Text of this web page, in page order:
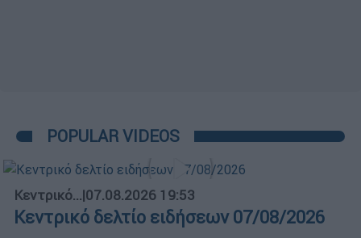
POPULAR VIDEOS
Κεντρικό...|07.08.2026 19:53
Κεντρικό δελτίο ειδήσεων 07/08/2026